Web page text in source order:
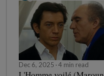
Dec 6, 2025 4 min read